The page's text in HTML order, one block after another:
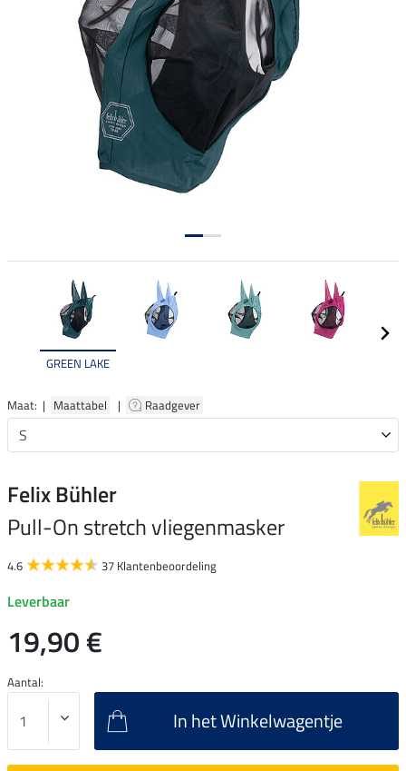
GREEN LAKE
Maat: | Maattabel | Raadgever
Felix Bühler
Pull-On stretch vliegenmasker
4.6 37 Klantenbeoordeling
Leverbaar
19,90 €
Aantal:
In het Winkelwagentje